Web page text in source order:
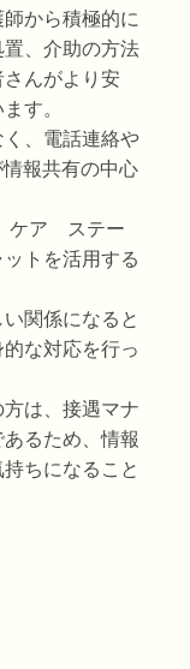
から積極的に
、介助の方法
んがより安
す。
、電話連絡や
報共有の中心
ケア ステー
トを活用する
関係になると
な対応を行っ
は、接遇マナ
るため、情報
ちになること